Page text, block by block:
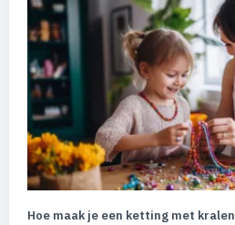
Hoe maak je een ketting met kralen